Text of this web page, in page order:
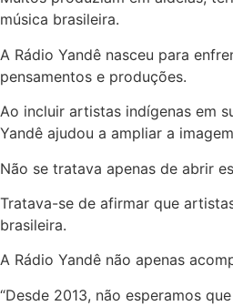
música brasileira.
A Rádio Yandê nasceu para
pensamentos e produções.
Ao incluir artistas indígenas em
Yandê ajudou a ampliar a
Não se tratava apenas de abrir
Tratava-se de afirmar que
brasileira.
A Rádio Yandê não apenas
“Desde 2013, não esperamos